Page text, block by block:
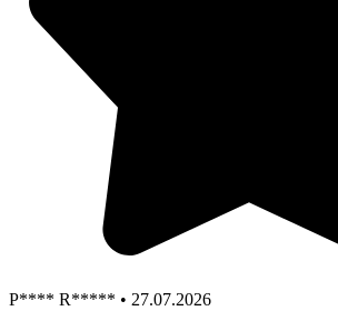
P**** R***** • 27.07.2026